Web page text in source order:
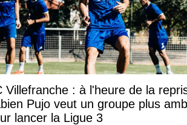
Villefranche : à l'heure de la
Pujo veut un groupe plus
lancer la Ligue 3